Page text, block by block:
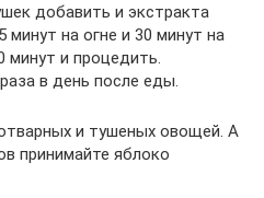
добавить и экстракта
на огне и 30 минут на
минут и процедить.
в день после еды.
и тушеных овощей. А
принимайте яблоко